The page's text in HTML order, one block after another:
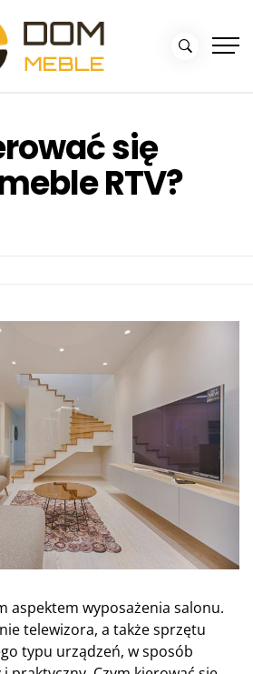
się
RTV?
aspektem wyposażenia salonu.
telewizora, a także sprzętu
typu urządzeń, w sposób